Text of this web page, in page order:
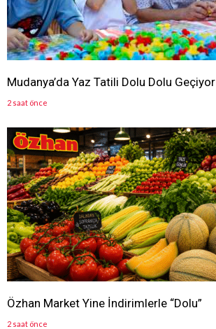
Mudanya’da Yaz Tatili Dolu Dolu Geçiyor
2 saat önce
Özhan Market Yine İndirimlerle “Dolu”
2 saat önce